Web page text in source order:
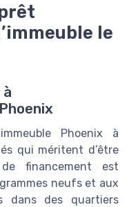
le
Phoenix à
qui méritent d’être
financement est
neufs et aux
dans des quartiers